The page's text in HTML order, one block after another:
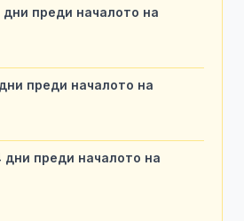
преди началото на
преди началото на
дни преди началото на